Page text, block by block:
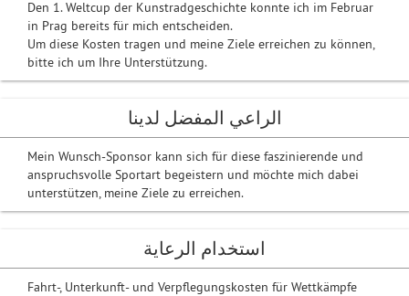
Den 1. Weltcup der Kunstradgeschichte konnte ich im Februar
in Prag bereits für mich entscheiden.
Um diese Kosten tragen und meine Ziele erreichen zu können,
bitte ich um Ihre Unterstützung.
الراعي المفضل لدينا
Mein Wunsch-Sponsor kann sich für diese faszinierende und
anspruchsvolle Sportart begeistern und möchte mich dabei
unterstützen, meine Ziele zu erreichen.
استخدام الرعاية
Fahrt-, Unterkunft- und Verpflegungskosten für Wettkämpfe